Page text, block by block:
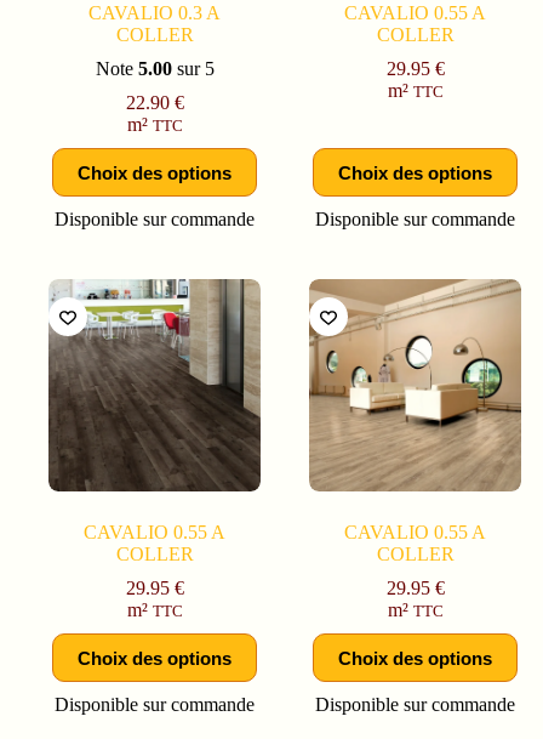
CAVALIO 0.3 A
COLLER
Note 5.00sur 5
22.90 €
m² TTC
Choix des options
Disponible sur commande
CAVALIO 0.55 A
COLLER
29.95 €
m² TTC
Choix des options
Disponible sur commande
CAVALIO 0.55 A
COLLER
29.95 €
m² TTC
Choix des options
Disponible sur commande
CAVALIO 0.55 A
COLLER
29.95 €
m² TTC
Choix des options
Disponible sur commande